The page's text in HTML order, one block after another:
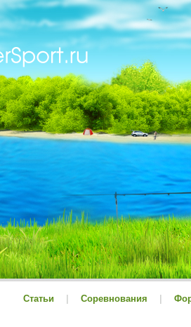
Статьи Соревнования